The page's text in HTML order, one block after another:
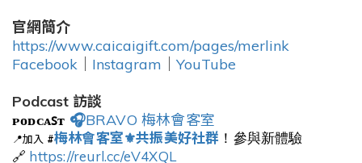
官網簡介
https://www.caicaigift.com/pages/merlink
Facebook
Instagram
YouTube
Podcast 訪談
ᴘᴏᴅᴄᴀꜱᴛ 🎧BRAVO 梅林會客室
📍加入 #梅林會客室⚜共振美好社群 ！參與新體驗
🔗 https://reurl.cc/eV4XQL